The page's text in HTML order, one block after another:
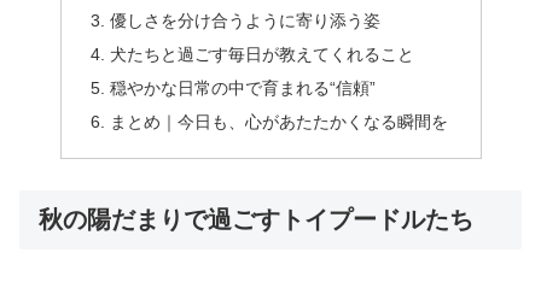
優しさを分け合うように寄り添う姿
犬たちと過ごす毎日が教えてくれること
穏やかな日常の中で育まれる“信頼”
まとめ｜今日も、心があたたかくなる瞬間を
秋の陽だまりで過ごすトイプードルたち